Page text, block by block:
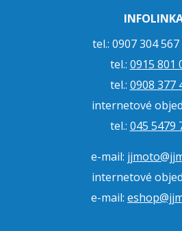
tel.: 0907
tel.: 0915 801
tel.: 0908 377
internetové
tel.: 045 5479
e-mail:
internetové
e-mail: